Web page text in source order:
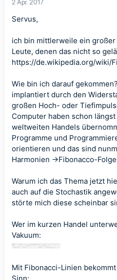
2 Apr. 2017
Servus,
ich bin mittlerweile ein großer
Leute, denen das nicht so
https://de.wikipedia.org/wiki/
Wie bin ich darauf
implantiert durch den
großen Hoch- oder
Computer haben schon
weltweiten Handels
Programme und
orientieren und das sind
Harmonien ->Fibonacco-
Warum ich das Thema jetzt
auch auf die Stochastik
störte mich diese scheinbar
Wer im kurzen Handel
Vakuum:
Mit Fibonacci-Linien